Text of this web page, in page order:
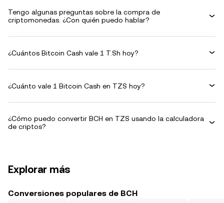
Tengo algunas preguntas sobre la compra de
criptomonedas. ¿Con quién puedo hablar?
¿Cuántos Bitcoin Cash vale 1 T.Sh hoy?
¿Cuánto vale 1 Bitcoin Cash en TZS hoy?
¿Cómo puedo convertir BCH en TZS usando la calculadora
de criptos?
Explorar más
Conversiones populares de BCH